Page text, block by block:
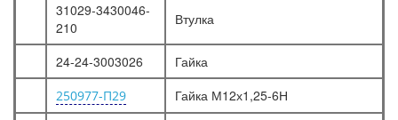
31029-3430046-
210
Втулка
24-24-3003026 Гайка
250977-П29
Гайка М12х1,25-6Н